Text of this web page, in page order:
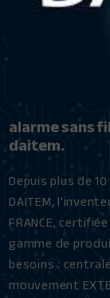
alarme sans
daitem.
Depuis plus de
DAITEM,
FRANCE,
gamme de
besoins :
mouvement